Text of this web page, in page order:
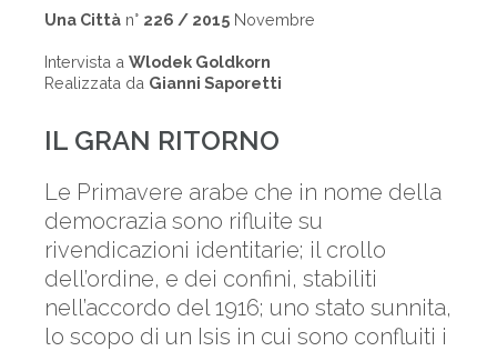
Una Città n° 226 / 2015 Novembre
Intervista a Wlodek Goldkorn
Realizzata da Gianni Saporetti
IL GRAN RITORNO
Le Primavere arabe che in nome della
democrazia sono rifluite su
rivendicazioni identitarie; il crollo
dell’ordine, e dei confini, stabiliti
nell’accordo del 1916; uno stato sunnita,
lo scopo di un Isis in cui sono confluiti i